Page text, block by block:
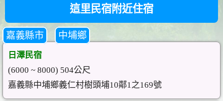
這里民宿附近住宿
嘉義縣市 中埔鄉
日澤民宿
(6000 ~ 8000) 504公尺
嘉義縣中埔鄉義仁村樹頭埔10鄰1之169號